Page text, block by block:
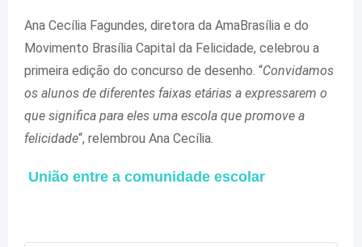
Ana Cecília Fagundes, diretora da AmaBrasília e do
Movimento Brasília Capital da Felicidade, celebrou a
primeira edição do concurso de desenho. “Convidamos
os alunos de diferentes faixas etárias a expressarem o
que significa para eles uma escola que promove a
felicidade“, relembrou Ana Cecília.
União entre a comunidade escolar